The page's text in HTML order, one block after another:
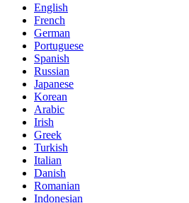
English
French
German
Portuguese
Spanish
Russian
Japanese
Korean
Arabic
Irish
Greek
Turkish
Italian
Danish
Romanian
Indonesian